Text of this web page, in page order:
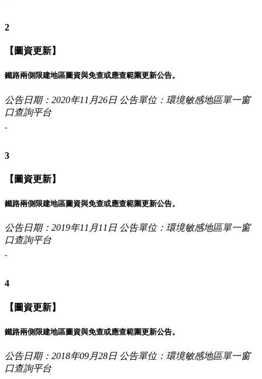
2
【圖資更新】
鐵路兩側限建地區圖資與免查或應查範圍更新公告。
公告日期：2020年11月26日 公告單位：環境敏感地區單一窗
口查詢平台
3
【圖資更新】
鐵路兩側限建地區圖資與免查或應查範圍更新公告。
公告日期：2019年11月11日 公告單位：環境敏感地區單一窗
口查詢平台
4
【圖資更新】
鐵路兩側限建地區圖資與免查或應查範圍更新公告。
公告日期：2018年09月28日 公告單位：環境敏感地區單一窗
口查詢平台